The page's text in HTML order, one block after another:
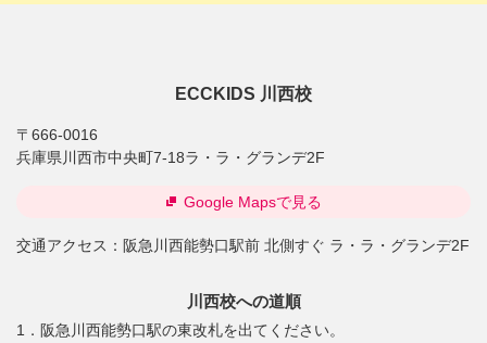
ECCKIDS 川西校
〒666-0016
兵庫県川西市中央町7-18ラ・ラ・グランデ2F
交通アクセス： 阪急川西能勢口駅前 北側すぐ ラ・ラ・グランデ2F
Google Mapsで見る
川西校への道順
1．阪急川西能勢口駅の東改札を出てください。